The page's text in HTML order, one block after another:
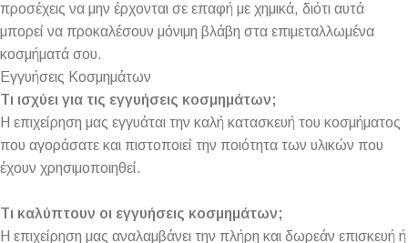
προσέχεις να μην έρχονται σε επαφή με χημικά, διότι αυτά
μπορεί να προκαλέσουν μόνιμη βλάβη στα επιμεταλλωμένα
κοσμήματά σου.
Εγγυήσεις Κοσμημάτων
Τι ισχύει για τις εγγυήσεις κοσμημάτων;
Η επιχείρηση μας εγγυάται την καλή κατασκευή του κοσμήματος
που αγοράσατε και πιστοποιεί την ποιότητα των υλικών που
έχουν χρησιμοποιηθεί.
Τι καλύπτουν οι εγγυήσεις κοσμημάτων;
Η επιχείρηση μας αναλαμβάνει την πλήρη και δωρεάν επισκευή ή